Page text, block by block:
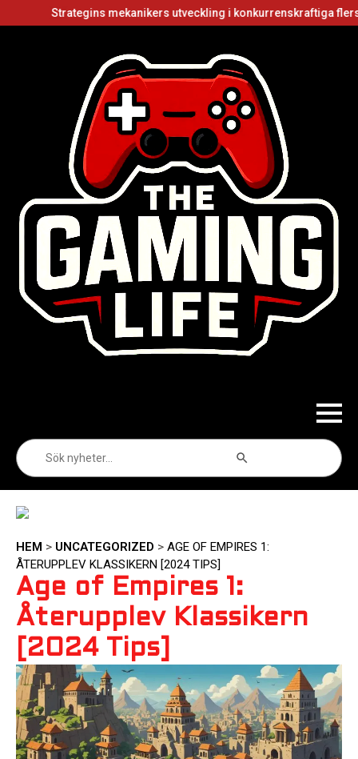
Strategins mekanikers utveckling i konkurrenskraftiga
efter:
HEM > UNCATEGORIZED > AGE OF EMPIRES 1:
ÅTERUPPLEV KLASSIKERN [2024 TIPS]
Age of Empires 1:
Återupplev Klassikern
[2024 Tips]